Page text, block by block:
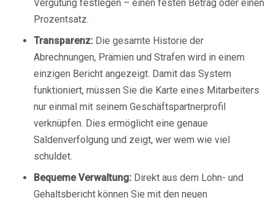
Vergütung festlegen – einen festen Betrag oder einen
Prozentsatz.
Transparenz: Die gesamte Historie der
Abrechnungen, Prämien und Strafen wird in einem
einzigen Bericht angezeigt. Damit das System
funktioniert, müssen Sie die Karte eines Mitarbeiters
nur einmal mit seinem Geschäftspartnerprofil
verknüpfen. Dies ermöglicht eine genaue
Saldenverfolgung und zeigt, wer wem wie viel
schuldet.
Bequeme Verwaltung: Direkt aus dem Lohn- und
Gehaltsbericht können Sie mit den neuen